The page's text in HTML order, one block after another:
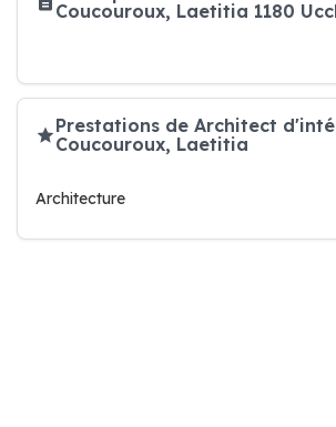
Coucouroux, Laetitia 1180
Prestations de Architect
Coucouroux, Laetitia
Architecture